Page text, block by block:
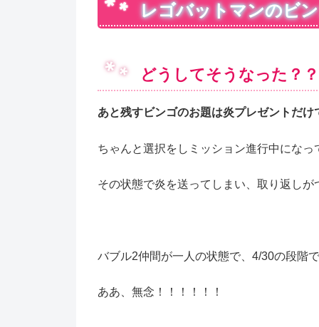
レゴバットマンのビ
どうしてそうなった？
あと残すビンゴのお題は炎プレゼントだけ
ちゃんと選択をしミッション進行中にな
その状態で炎を送ってしまい、取り返し
バブル2仲間が一人の状態で、4/30の段
ああ、無念！！！！！！